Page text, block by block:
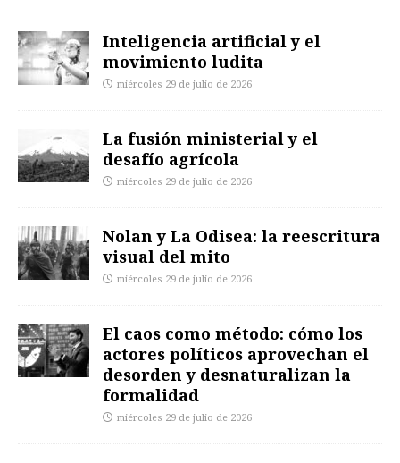
Inteligencia artificial y el
movimiento ludita
miércoles 29 de julio de 2026
La fusión ministerial y el
desafío agrícola
miércoles 29 de julio de 2026
Nolan y La Odisea: la reescritura
visual del mito
miércoles 29 de julio de 2026
El caos como método: cómo los
actores políticos aprovechan el
desorden y desnaturalizan la
formalidad
miércoles 29 de julio de 2026